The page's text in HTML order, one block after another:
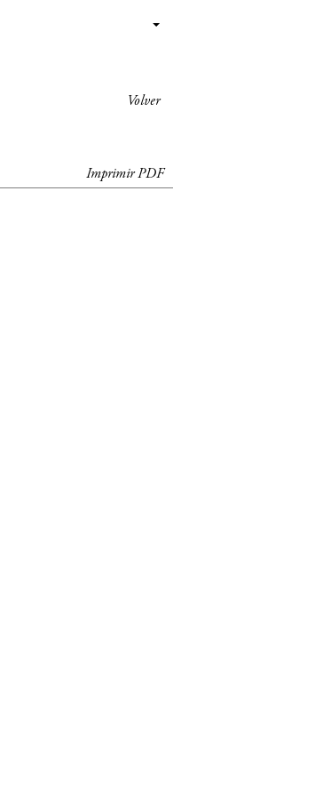
Volver
Imprimir PDF